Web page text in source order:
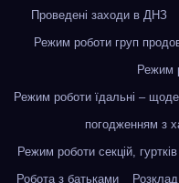
Проведені заходи в ДНЗ
Режим роботи груп
Режим
Режим роботи їдальні –
погодженням з
Режим роботи секцій, гуртків
Робота з батьками
Розклад